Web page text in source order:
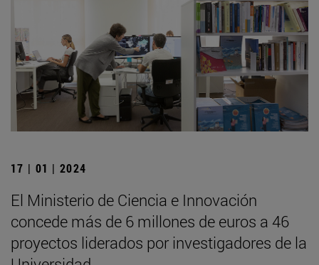
17 | 01 | 2024
El Ministerio de Ciencia e Innovación
concede más de 6 millones de euros a 46
proyectos liderados por investigadores de la